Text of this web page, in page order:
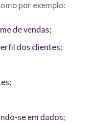
por exemplo:
de vendas;
dos clientes;
se em dados;